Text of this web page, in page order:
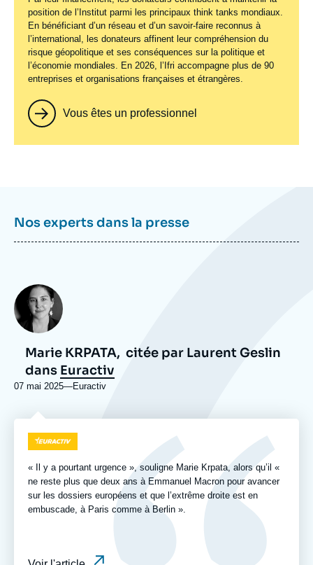
position de l’Institut parmi les principaux think tanks mondiaux.
En bénéficiant d’un réseau et d’un savoir-faire reconnus à
l’international, les donateurs affinent leur compréhension du
risque géopolitique et ses conséquences sur la politique et
l’économie mondiales. En 2026, l’Ifri accompagne plus de 90
entreprises et organisations françaises et étrangères.
Vous êtes un professionnel
Nos experts dans la presse
Logo
« Il y a pourtant urgence », souligne Marie Krpata, alors qu’il «
ne reste plus que deux ans à Emmanuel Macron pour avancer
sur les dossiers européens et que l’extrême droite est en
embuscade, à Paris comme à Berlin ».
Photo
Marie KRPATA, citée par Laurent Geslin
dans Euractiv
07 mai 2025—Nom
Euractiv